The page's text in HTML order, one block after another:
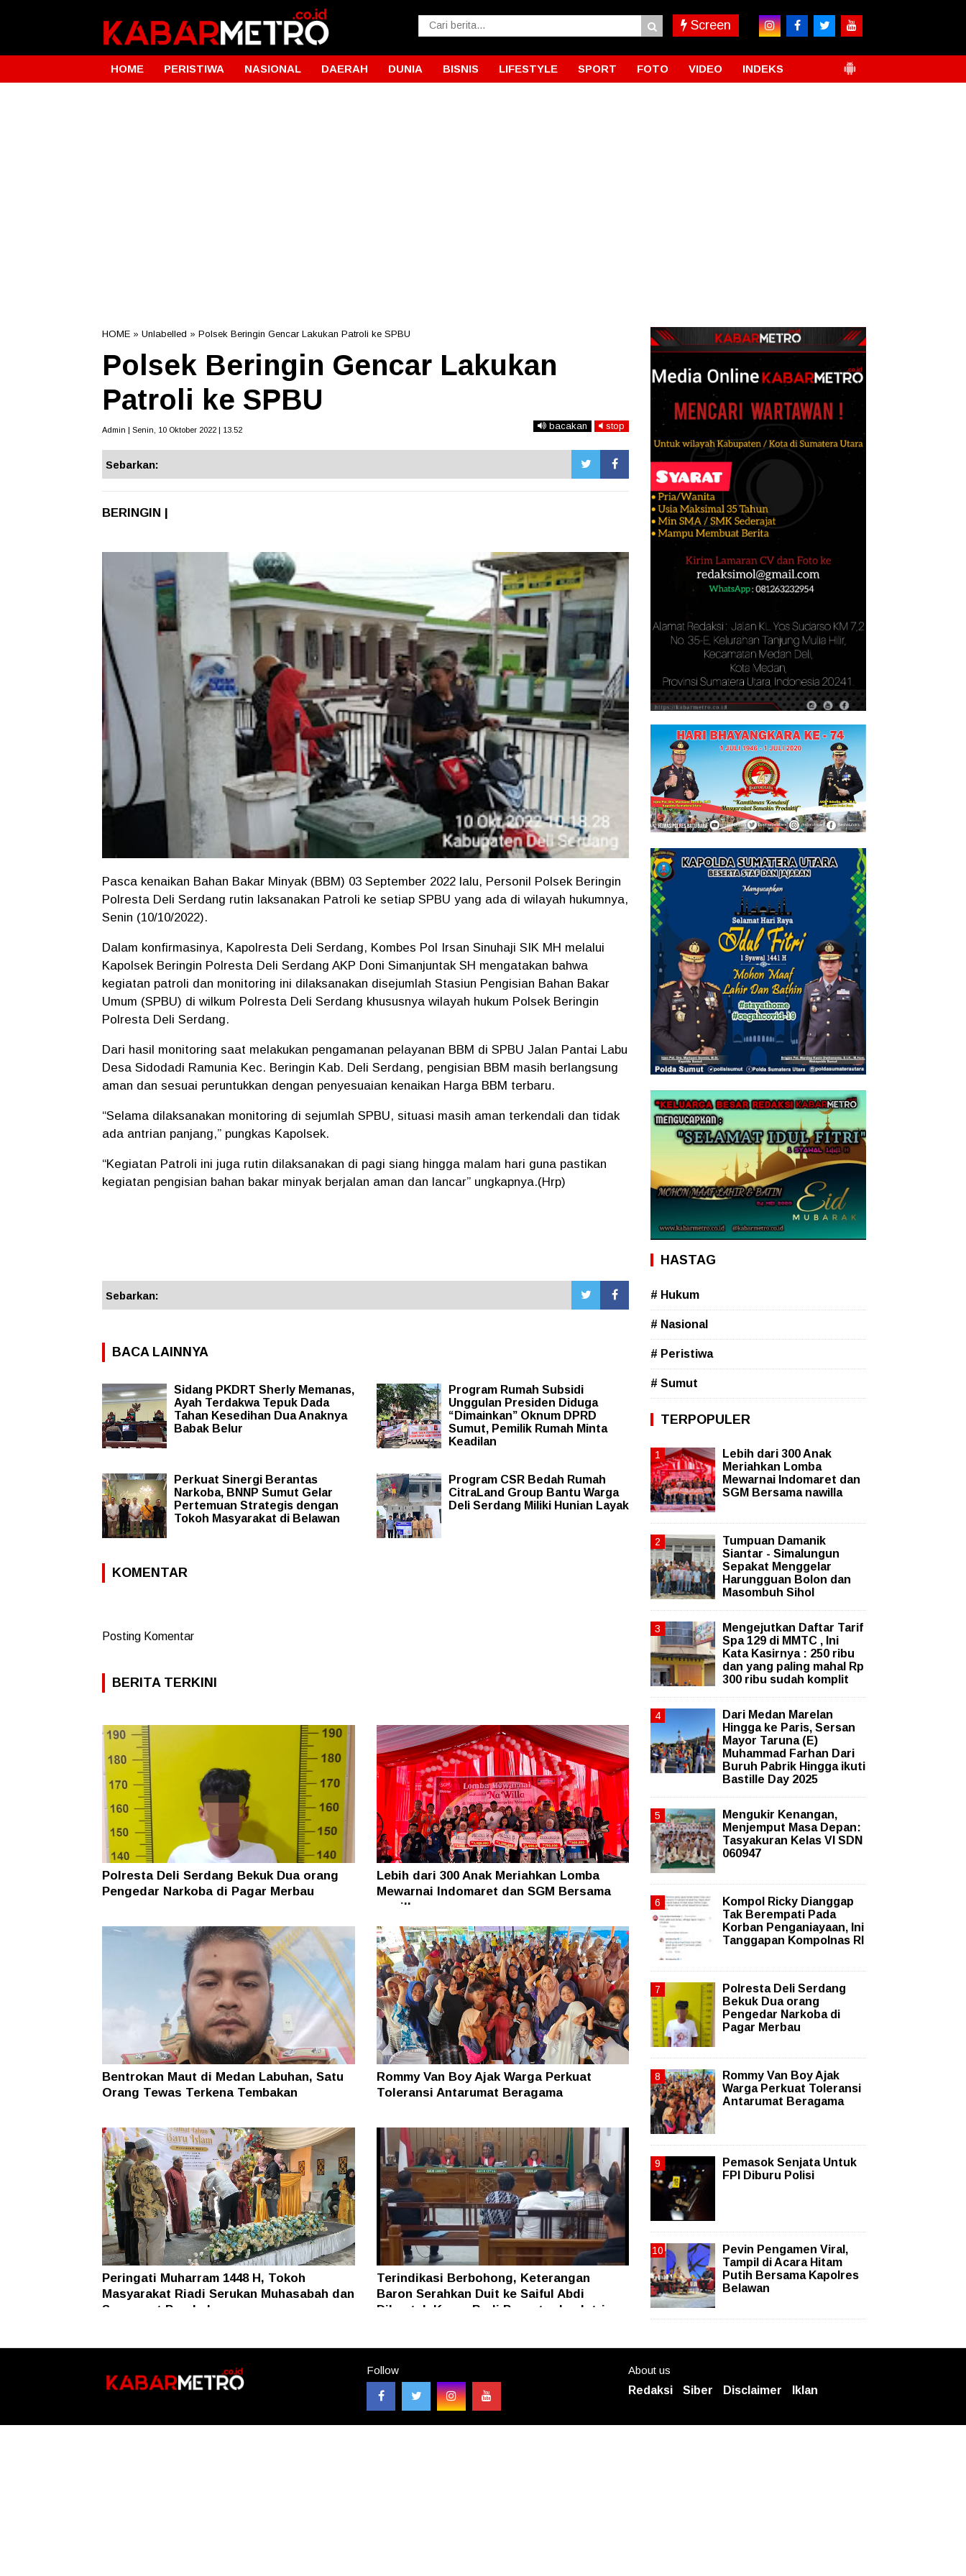
Screen
HOME PERISTIWA NASIONAL DAERAH DUNIA BISNIS LIFESTYLE SPORT FOTO VIDEO INDEKS
HOME » Unlabelled » Polsek Beringin Gencar Lakukan Patroli ke SPBU
Polsek Beringin Gencar Lakukan
Patroli ke SPBU
Admin | Senin, 10 Oktober 2022 | 13.52 bacakan stop
Sebarkan:
BERINGIN |
Pasca kenaikan Bahan Bakar Minyak (BBM) 03 September 2022 lalu, Personil Polsek Beringin
Polresta Deli Serdang rutin laksanakan Patroli ke setiap SPBU yang ada di wilayah hukumnya,
Senin (10/10/2022).
Dalam konfirmasinya, Kapolresta Deli Serdang, Kombes Pol Irsan Sinuhaji SIK MH melalui
Kapolsek Beringin Polresta Deli Serdang AKP Doni Simanjuntak SH mengatakan bahwa
kegiatan patroli dan monitoring ini dilaksanakan disejumlah Stasiun Pengisian Bahan Bakar
Umum (SPBU) di wilkum Polresta Deli Serdang khususnya wilayah hukum Polsek Beringin
Polresta Deli Serdang.
Dari hasil monitoring saat melakukan pengamanan pelayanan BBM di SPBU Jalan Pantai Labu
Desa Sidodadi Ramunia Kec. Beringin Kab. Deli Serdang, pengisian BBM masih berlangsung
aman dan sesuai peruntukkan dengan penyesuaian kenaikan Harga BBM terbaru.
“Selama dilaksanakan monitoring di sejumlah SPBU, situasi masih aman terkendali dan tidak
ada antrian panjang,” pungkas Kapolsek.
“Kegiatan Patroli ini juga rutin dilaksanakan di pagi siang hingga malam hari guna pastikan
kegiatan pengisian bahan bakar minyak berjalan aman dan lancar” ungkapnya.(Hrp)
Sebarkan:
BACA LAINNYA
Sidang PKDRT Sherly Memanas,
Ayah Terdakwa Tepuk Dada
Tahan Kesedihan Dua Anaknya
Babak Belur
Program Rumah Subsidi
Unggulan Presiden Diduga
“Dimainkan” Oknum DPRD
Sumut, Pemilik Rumah Minta
Keadilan
Perkuat Sinergi Berantas
Narkoba, BNNP Sumut Gelar
Pertemuan Strategis dengan
Tokoh Masyarakat di Belawan
Program CSR Bedah Rumah
CitraLand Group Bantu Warga
Deli Serdang Miliki Hunian Layak
KOMENTAR
Posting Komentar
BERITA TERKINI
Polresta Deli Serdang Bekuk Dua orang
Pengedar Narkoba di Pagar Merbau
Lebih dari 300 Anak Meriahkan Lomba
Mewarnai Indomaret dan SGM Bersama
nawilla
Bentrokan Maut di Medan Labuhan, Satu
Orang Tewas Terkena Tembakan
Rommy Van Boy Ajak Warga Perkuat
Toleransi Antarumat Beragama
Peringati Muharram 1448 H, Tokoh
Masyarakat Riadi Serukan Muhasabah dan
Semangat Perubahan
Terindikasi Berbohong, Keterangan
Baron Serahkan Duit ke Saiful Abdi
Dibantah Keras Budi Pranoto dan Istri
HASTAG
# Hukum
# Nasional
# Peristiwa
# Sumut
TERPOPULER
Lebih dari 300 Anak
Meriahkan Lomba
Mewarnai Indomaret dan
SGM Bersama nawilla
Tumpuan Damanik
Siantar - Simalungun
Sepakat Menggelar
Harungguan Bolon dan
Masombuh Sihol
Mengejutkan Daftar Tarif
Spa 129 di MMTC , Ini
Kata Kasirnya : 250 ribu
dan yang paling mahal Rp
300 ribu sudah komplit
‎Dari Medan Marelan
Hingga ke Paris, Sersan
Mayor Taruna (E)
Muhammad Farhan Dari
Buruh Pabrik Hingga ikuti
Bastille Day 2025
Mengukir Kenangan,
Menjemput Masa Depan:
Tasyakuran Kelas VI SDN
060947
Kompol Ricky Dianggap
Tak Berempati Pada
Korban Penganiayaan, Ini
Tanggapan Kompolnas RI
Polresta Deli Serdang
Bekuk Dua orang
Pengedar Narkoba di
Pagar Merbau
Rommy Van Boy Ajak
Warga Perkuat Toleransi
Antarumat Beragama
Pemasok Senjata Untuk
FPI Diburu Polisi
Pevin Pengamen Viral,
Tampil di Acara Hitam
Putih Bersama Kapolres
Belawan
Follow
About us
Redaksi
Siber Disclaimer Iklan